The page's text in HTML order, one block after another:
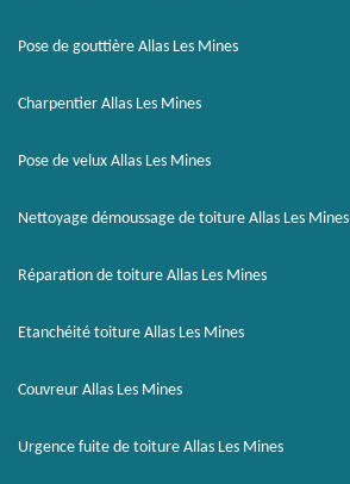
Pose de gouttière Allas Les Mines
Charpentier Allas Les Mines
Pose de velux Allas Les Mines
Nettoyage démoussage de toiture Allas Les Mines
Réparation de toiture Allas Les Mines
Etanchéité toiture Allas Les Mines
Couvreur Allas Les Mines
Urgence fuite de toiture Allas Les Mines